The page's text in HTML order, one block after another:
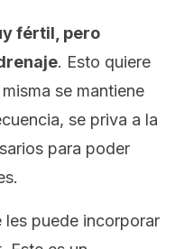
fértil, pero
. Esto quiere
se mantiene
se priva a la
para poder
les puede incorporar